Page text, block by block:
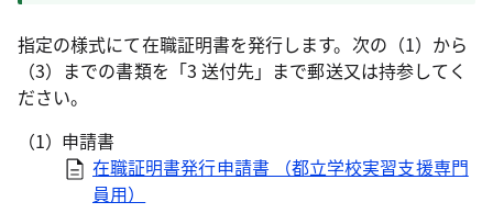
指定の様式にて在職証明書を発行します。次の（1）から
（3）までの書類を「3 送付先」まで郵送又は持参してく
ださい。
申請書
在職証明書発行申請書 （都立学校実習支援専門
員用）